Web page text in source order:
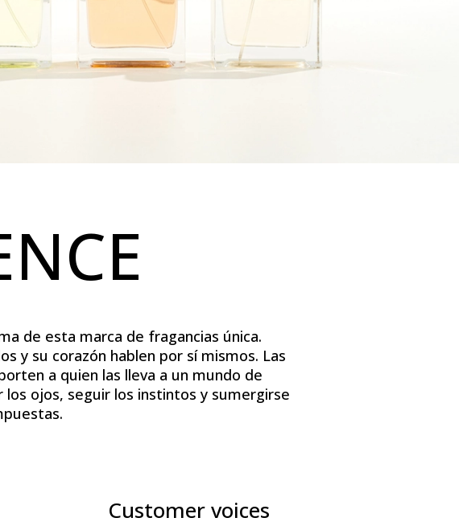
de esta marca de fragancias única.
y su corazón hablen por sí mismos. Las
a quien las lleva a un mundo de
ojos, seguir los instintos y sumergirse
Customer voices